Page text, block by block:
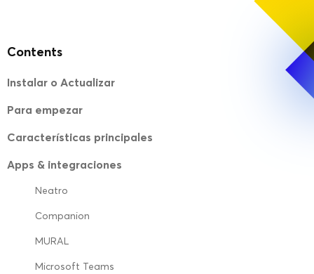
Contents
Instalar o Actualizar
Para empezar
Características principales
Apps & integraciones
Neatro
Companion
MURAL
Microsoft Teams